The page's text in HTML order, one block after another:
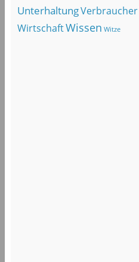
UnterhaltungVerbraucher
WirtschaftWissen Witze